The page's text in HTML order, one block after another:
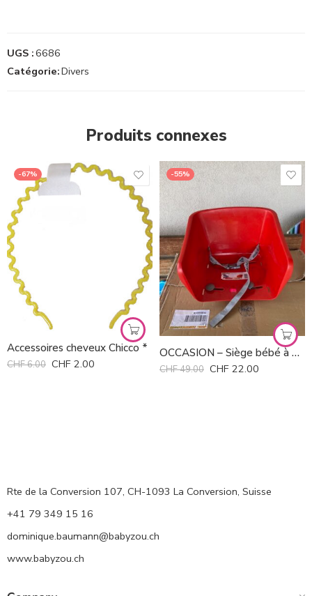
UGS :6686
Catégorie:Divers
Produits connexes
-67%
Accessoires cheveux Chicco *
CHF6.00 CHF 2.00
-55%
OCCASION – Siège bébé à fixer sur la luge
CHF49.00 CHF 22.00
Rte de la Conversion 107, CH-1093 La Conversion, Suisse
+41 79 349 15 16
dominique.baumann@babyzou.ch
www.babyzou.ch